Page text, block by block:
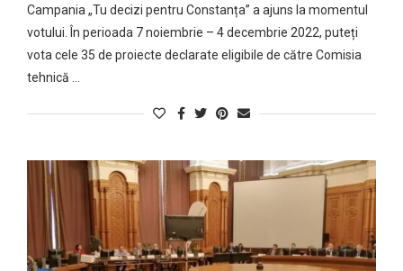
Campania „Tu decizi pentru Constanța” a ajuns la momentul
votului. În perioada 7 noiembrie – 4 decembrie 2022, puteți
vota cele 35 de proiecte declarate eligibile de către Comisia
tehnică …